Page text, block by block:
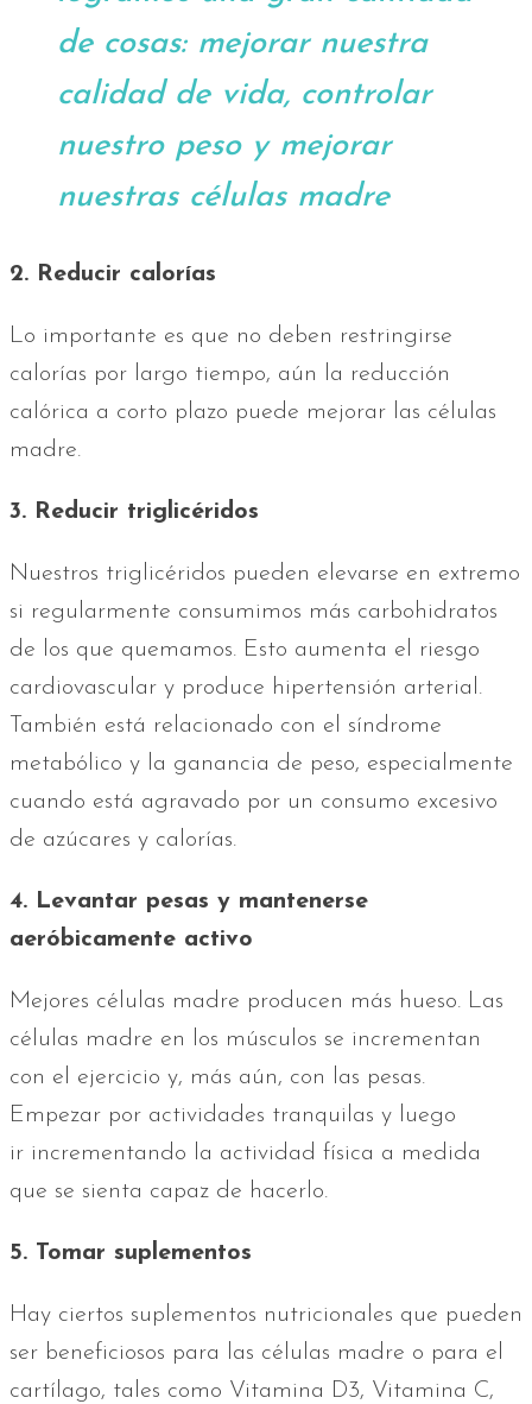
de cosas: mejorar nuestra
calidad de vida, controlar
nuestro peso y mejorar
nuestras células madre
2. Reducir calorías
Lo importante es que no deben restringirse
calorías por largo tiempo, aún la reducción
calórica a corto plazo puede mejorar las células
madre.
3. Reducir triglicéridos
Nuestros triglicéridos pueden elevarse en extremo
si regularmente consumimos más carbohidratos
de los que quemamos. Esto aumenta el riesgo
cardiovascular y produce hipertensión arterial.
También está relacionado con el síndrome
metabólico y la ganancia de peso, especialmente
cuando está agravado por un consumo excesivo
de azúcares y calorías.
4. Levantar pesas y mantenerse
aeróbicamente activo
Mejores células madre producen más hueso. Las
células madre en los músculos se incrementan
con el ejercicio y, más aún, con las pesas.
Empezar por actividades tranquilas y luego
ir incrementando la actividad física a medida
que se sienta capaz de hacerlo.
5. Tomar suplementos
Hay ciertos suplementos nutricionales que pueden
ser beneficiosos para las células madre o para el
cartílago, tales como Vitamina D3, Vitamina C,